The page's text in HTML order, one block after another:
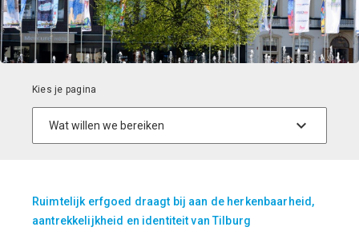
Ruimtelijk erfgoed draagt bij aan de herkenbaarheid,
aantrekkelijkheid en identiteit van Tilburg